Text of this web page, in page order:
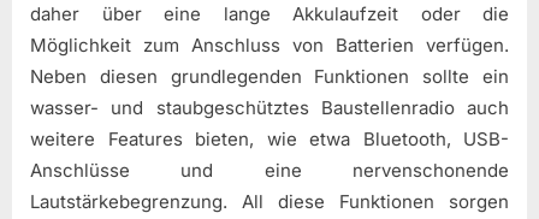
daher über eine lange Akkulaufzeit oder die
Möglichkeit zum Anschluss von Batterien verfügen.
Neben diesen grundlegenden Funktionen sollte ein
wasser- und staubgeschütztes Baustellenradio auch
weitere Features bieten, wie etwa Bluetooth, USB-
Anschlüsse und eine nervenschonende
Lautstärkebegrenzung. All diese Funktionen sorgen